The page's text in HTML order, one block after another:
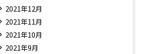
2021年12月
2021年11月
2021年10月
2021年9月